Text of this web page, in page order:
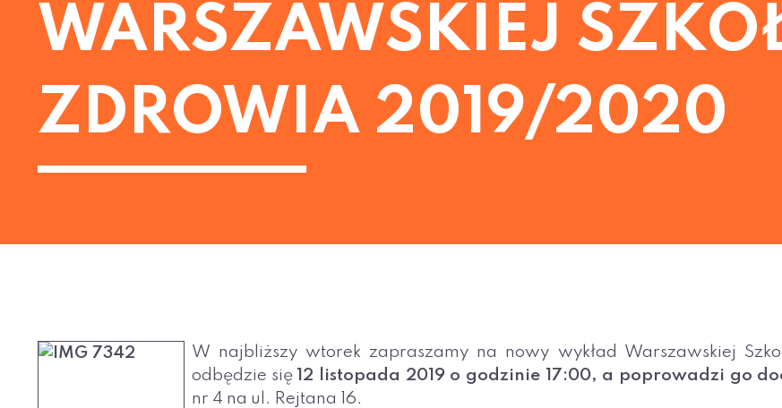
WARSZAWSKIEJ
ZDROWIA 2019/2020
W najbliższy wtorek zapraszamy na nowy wykład Warszawskiej
odbędzie się 12 listopada 2019 o godzinie 17:00, a poprowadzi go
nr 4 na ul. Rejtana 16.